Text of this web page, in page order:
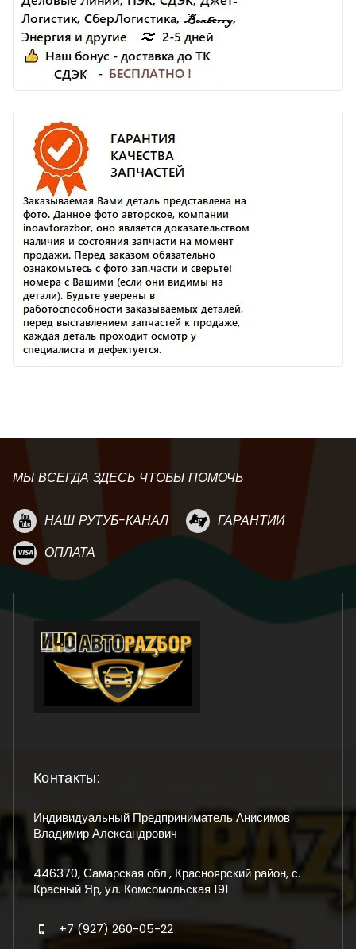
МЫ ВСЕГДА ЗДЕСЬ ЧТОБЫ ПОМОЧЬ
НАШ РУТУБ-КАНАЛ
ГАРАНТИИ
ОПЛАТА
Контакты:
Индивидуальный Предприниматель Анисимов
Владимир Александрович
446370, Самарская обл., Красноярский район, с.
Красный Яр, ул. Комсомольская 191
+7 (927) 260-05-22